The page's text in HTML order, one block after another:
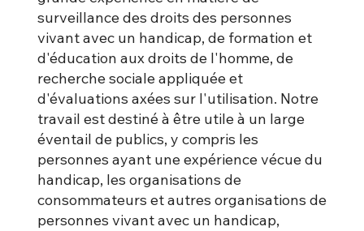
surveillance des droits des personnes
vivant avec un handicap, de formation et
d'éducation aux droits de l'homme, de
recherche sociale appliquée et
d'évaluations axées sur l'utilisation. Notre
travail est destiné à être utile à un large
éventail de publics, y compris les
personnes ayant une expérience vécue du
handicap, les organisations de
consommateurs et autres organisations de
personnes vivant avec un handicap,